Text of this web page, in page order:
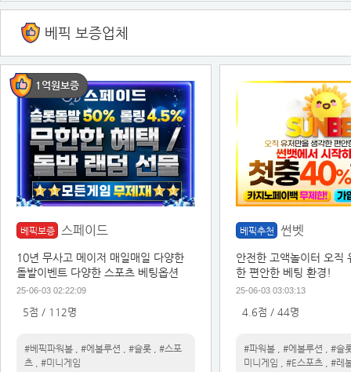
베픽 보증업체
1억원보증
베픽보증 스페이드
10년 무사고 메이저 매일매일 다양한
돌발이벤트 다양한 스포츠 베팅옵션
25-06-03 02:22:09
5점 / 112명
#베픽파워볼 #에볼루션 #슬롯
#스포
츠
#미니게임
베픽추천 썬벳
안전한 고액놀이터 오직
한 편안한 베팅 환경!
25-06-03 03:03:13
4.6점 / 44명
#파워볼 #에볼루션
#슬
미니게임
#E스포츠 #레